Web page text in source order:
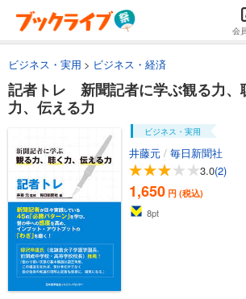
会
ビジネス・実用 ビジネス・経済
記者トレ 新聞記者に学ぶ観る力、
力、伝える力
ビジネス・実用
井藤元 / 毎日新聞社
3.0(2)
1,650 円 (税込)
8pt